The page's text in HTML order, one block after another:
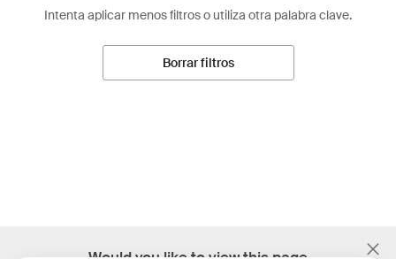
Intenta aplicar menos filtros o utiliza otra palabra clave.
Borrar filtros